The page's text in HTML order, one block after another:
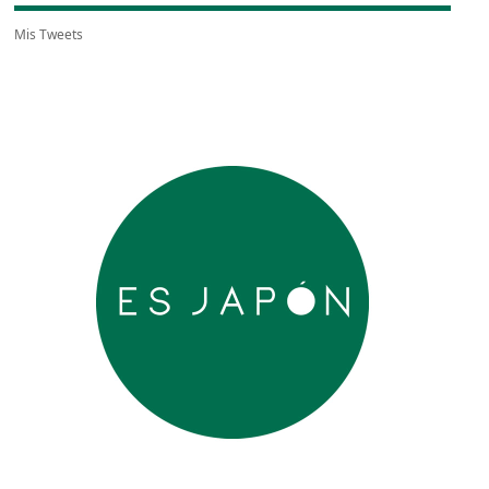
Mis Tweets